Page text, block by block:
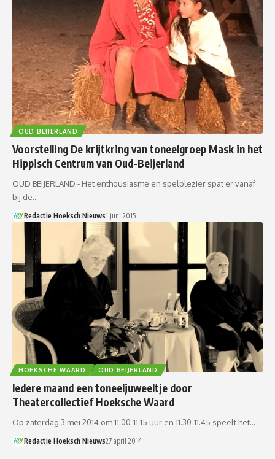
OUD BEIJERLAND
Voorstelling De krijtkring van toneelgroep Mask in het
Hippisch Centrum van Oud-Beijerland
OUD BEIJERLAND - Het enthousiasme en spelplezier spat er vanaf
bij de…
Redactie Hoeksch Nieuws1 juni 2015
HOEKSCHE WAARD OUD BEIJERLAND
Iedere maand een toneeljuweeltje door
Theatercollectief Hoeksche Waard
Op zaterdag 3 mei 2014 om 11.00-11.15 uur en 11.30-11.45 speelt het…
Redactie Hoeksch Nieuws27 april 2014